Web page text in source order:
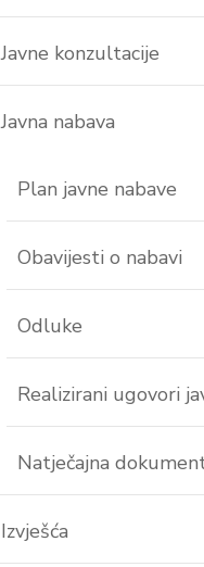
Javne konzultacije
Javna nabava
Plan javne nabave
Obavijesti o nabavi
Odluke
Realizirani ugovori
Natječajna
Izvješća